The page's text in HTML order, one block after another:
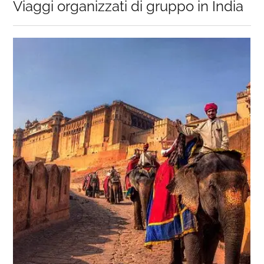
Viaggi organizzati di gruppo in India